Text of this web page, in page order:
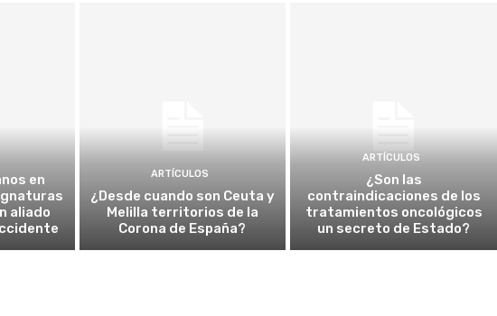
en
aliado
ARTÍCULOS
¿Desde cuando son Ceuta y
Melilla territorios de la
Corona de España?
ARTÍCULOS
¿Son las
contraindicaciones de los
tratamientos oncológicos
un secreto de Estado?